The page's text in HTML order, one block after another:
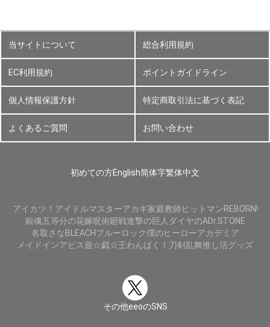
当サイトについて 総合利用規約
EC利用規約 ポイントガイドライン
個人情報保護方針 特定商取引法に基づく表記
よくあるご質問 お問い合わせ
初めての方English简体字繁体中文
アイカツ！ アイドルマスターアカギ家庭教師ヒットマンREBORN!
銀魂五等分の花嫁呪術廻戦進撃の巨人 ダイヤのADr.STONE
名取さなBLEACHブルーロック僕のヒーローアカデミア
メイドインアビス遊☆戯☆王わんぱく！刀剣乱舞推し活グッズ
その他eeoのSNS